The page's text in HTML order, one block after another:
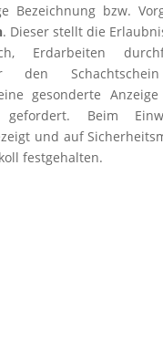
Bezeichnung bzw.
. Dieser stellt die
Erdarbeiten
den
gesonderte
Beim
und auf
festgehalten.